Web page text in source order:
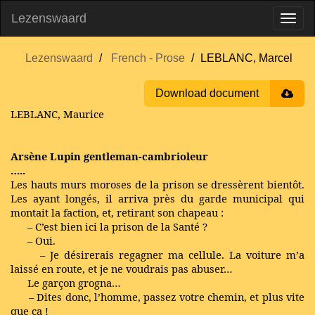
Lezenswaard
Lezenswaard French - Prose LEBLANC, Marcel
Download document
LEBLANC, Maurice
Arsène Lupin gentleman-cambrioleur
…..
Les hauts murs moroses de la prison se dressèrent bientôt.
Les ayant longés, il arriva près du garde municipal qui
montait la faction, et, retirant son chapeau :
– C’est bien ici la prison de la Santé ?
– Oui.
– Je désirerais regagner ma cellule. La voiture m’a
laissé en route, et je ne voudrais pas abuser…
Le garçon grogna…
– Dites donc, l’homme, passez votre chemin, et plus vite
que ça !